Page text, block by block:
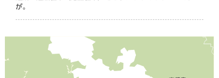
が。